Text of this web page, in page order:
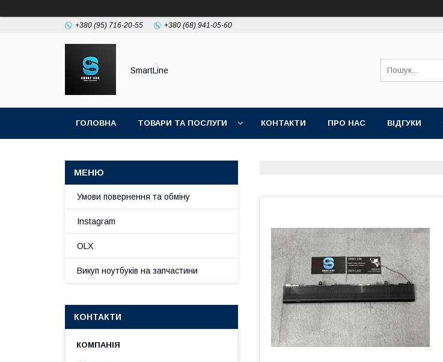
+380 (95) 716-20-55 +380 (68) 941-05-60
SmartLine
ГОЛОВНА ТОВАРИ ТА ПОСЛУГИ КОНТАКТИ ПРО НАС ВІДГУКИ
Умови повернення та обміну
Instagram
OLX
Викуп ноутбуків на запчастини
КОНТАКТИ